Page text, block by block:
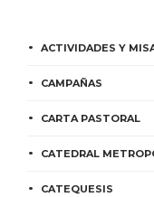
ACTIVIDADES Y
CAMPAÑAS
CARTA PASTORAL
CATEDRAL
CATEQUESIS